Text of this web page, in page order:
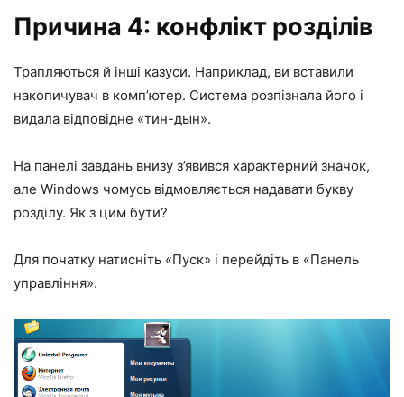
Причина 4: конфлікт розділів
Трапляються й інші казуси. Наприклад, ви вставили
накопичувач в комп’ютер. Система розпізнала його і
видала відповідне «тин-дын».
На панелі завдань внизу з’явився характерний значок,
але Windows чомусь відмовляється надавати букву
розділу. Як з цим бути?
Для початку натисніть «Пуск» і перейдіть в «Панель
управління».